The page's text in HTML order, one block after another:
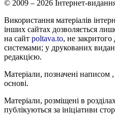
© 2009 – 2026 Інтернет-
Використання матеріалів
інших сайтах дозволяється
на сайт poltava.to, не закритого
системами; у друкованих
редакцією.
Матеріали, позначені написом
основі.
Матеріали, розміщені в
публікуються за ініціативи